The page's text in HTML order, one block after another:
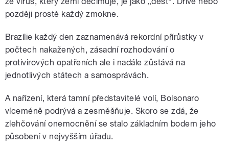
později prostě každý zmokne.
Brazílie každý den zaznamenává rekordní přírůstky v
počtech nakažených, zásadní rozhodování o
protivirových opatřeních ale i nadále zůstává na
jednotlivých státech a samosprávách.
A nařízení, která tamní představitelé volí, Bolsonaro
víceméně podrývá a zesměšňuje. Skoro se zdá, že
zlehčování onemocnění se stalo základním bodem jeho
působení v nejvyšším úřadu.